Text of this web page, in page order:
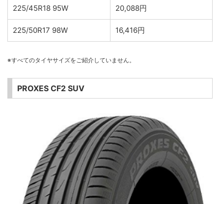
225/45R18 95W 20,088円
225/50R17 98W 16,416円
※すべてのタイヤサイズをご紹介していません。
PROXES CF2 SUV